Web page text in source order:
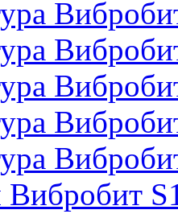
Вибробит